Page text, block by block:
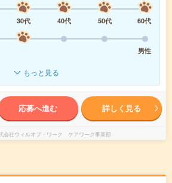
30代 40代 50代
60代
男性
もっと見る
応募へ進む 詳しく見る
会社ウィルオブ・ワーク ケアワーク事業部